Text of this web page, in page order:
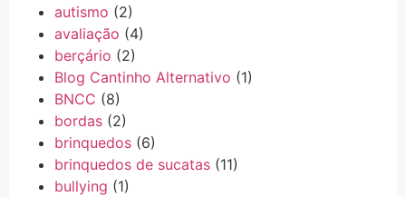
autismo (2)
avaliação (4)
berçário (2)
Blog Cantinho Alternativo (1)
BNCC (8)
bordas (2)
brinquedos (6)
brinquedos de sucatas (11)
bullying (1)